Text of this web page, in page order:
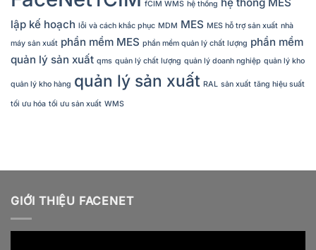
fCIM WMS hệ thống
lập kế hoạch lỗi và cách khắc phục MDM MES MES hỗ trợ sản xuất nhà
máy sản xuất phần mềm MES phần mềm quản lý chất lượng phần mềm
quản lý sản xuất qms quản lý chất lượng quản lý doanh nghiệp quản lý kho
quản lý kho hàng quản lý sản xuất RAL sản xuất tăng hiệu suất
tối ưu hóa tối ưu sản xuất WMS
GIỚI THIỆU FACENET